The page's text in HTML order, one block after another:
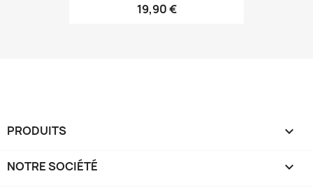
19,90 €
PRODUITS 
NOTRE SOCIÉTÉ 